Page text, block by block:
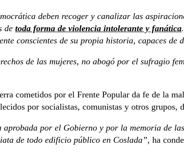
deben recoger y canalizar las
de toda forma de violencia intolerante y fanática
conscientes de su propia historia, capaces
de las mujeres, no abogó por el sufragio
cometidos por el Frente Popular da fe de la
por socialistas, comunistas y otros grupos,
aprobada por el Gobierno y por la memoria de
de todo edificio público en Coslada”, ha